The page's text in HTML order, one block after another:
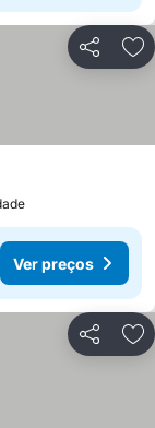
Partilhar
Ver preços
Partilhar